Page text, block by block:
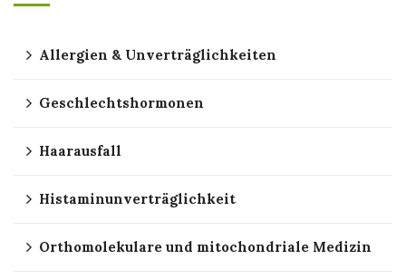
Allergien & Unverträglichkeiten
Geschlechtshormonen
Haarausfall
Histaminunverträglichkeit
Orthomolekulare und mitochondriale Medizin